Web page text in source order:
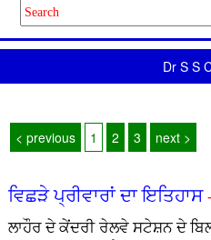
Dr S S
< previous 1 2 3 next >
ਵਿਛੜੇ ਪ੍ਰੀਵਾਰਾਂ ਦਾ ਇਤਿਹਾਸ
ਲਾਹੌਰ ਦੇ ਕੇਂਦਰੀ ਰੇਲਵੇ ਸਟੇਸ਼ਨ ਦੇ